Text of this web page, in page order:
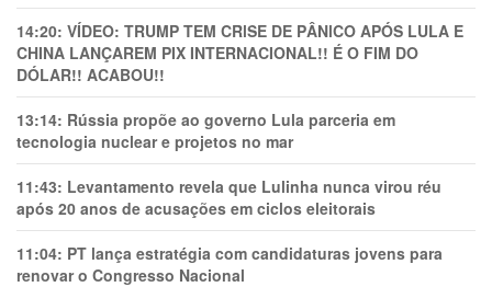
14:20: VÍDEO: TRUMP TEM CRlSE DE PÂNlCO APÓS LULA E
CHINA LANÇAREM PIX INTERNACIONAL!! É O FIM DO
DÓLAR!! ACABOU!!
13:14: Rússia propõe ao governo Lula parceria em
tecnologia nuclear e projetos no mar
11:43: Levantamento revela que Lulinha nunca virou réu
após 20 anos de acusações em ciclos eleitorais
11:04: PT lança estratégia com candidaturas jovens para
renovar o Congresso Nacional